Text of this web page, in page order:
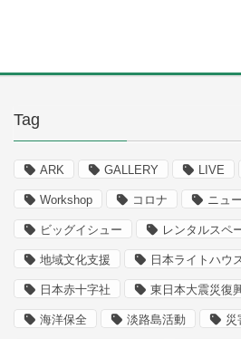
Tag
ARK GALLERY LIVE
Workshop コロナ ニュ
ビッグイシュー レンタルスペ
地域文化支援 日本ライトハウ
日本赤十字社 東日本大震災復
海洋保全 淡路島活動 災